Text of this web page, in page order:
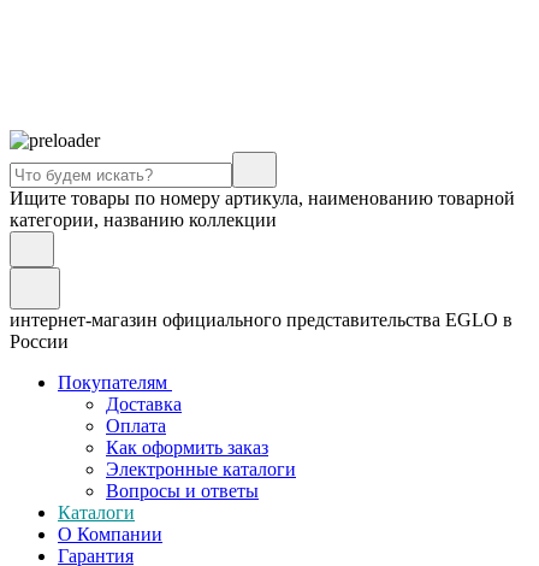
Ищите товары по номеру артикула, наименованию товарной
категории, названию коллекции
интернет-магазин официального представительства EGLO в
России
Покупателям
Доставка
Оплата
Как оформить заказ
Электронные каталоги
Вопросы и ответы
Каталоги
О Компании
Гарантия